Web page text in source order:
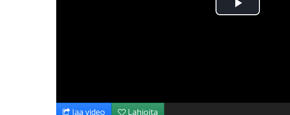
Toista
Jaa video Lahjoita